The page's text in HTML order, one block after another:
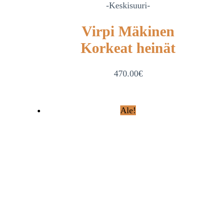
-Keskisuuri-
Virpi Mäkinen
Korkeat heinät
470.00€
Ale!